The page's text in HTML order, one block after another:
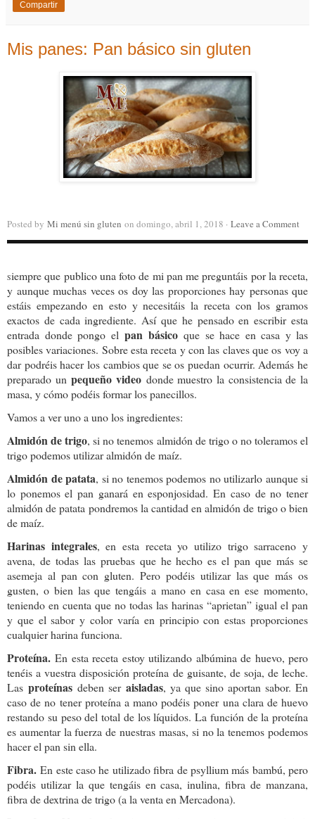
Compartir
Mis panes: Pan básico sin gluten
Posted by Mi menú sin gluten on domingo, abril 1, 2018 · Leave a Comment
Siempre que publico una foto de mi pan me preguntáis por la receta,
y aunque muchas veces os doy las proporciones hay personas que
estáis empezando en esto y necesitáis la receta con los gramos
exactos de cada ingrediente. Así que he pensado en escribir esta
entrada donde pongo el pan básicoque se hace en casa y las
posibles variaciones. Sobre esta receta y con las claves que os voy a
dar podréis hacer los cambios que se os puedan ocurrir. Además he
preparado unpequeño video donde muestro la consistencia de la
masa, y cómo podéis formar los panecillos.
Vamos a ver uno a uno los ingredientes:
Almidón de trigo, si no tenemos almidón de trigo o no toleramos el
trigo podemos utilizar almidón de maíz.
Almidón de patata, si no tenemos podemos no utilizarlo aunque si
lo ponemos el pan ganará en esponjosidad. En caso de no tener
almidón de patata pondremos la cantidad en almidón de trigo o bien
de maíz.
Harinas integrales, en esta receta yo utilizo trigo sarraceno y
avena, de todas las pruebas que he hecho es el pan que más se
asemeja al pan con gluten. Pero podéis utilizar las que más os
gusten, o bien las que tengáis a mano en casa en ese momento,
teniendo en cuenta que no todas las harinas “aprietan” igual el pan
y que el sabor y color varía en principio con estas proporciones
cualquier harina funciona.
Proteína. En esta receta estoy utilizando albúmina de huevo, pero
tenéis a vuestra disposición proteína de guisante, de soja, de leche.
Las proteínas deben ser aisladas, ya que sino aportan sabor. En
caso de no tener proteína a mano podéis poner una clara de huevo
restando su peso del total de los líquidos. La función de la proteína
es aumentar la fuerza de nuestras masas, si no la tenemos podemos
hacer el pan sin ella.
Fibra. En este caso he utilizado fibra de psyllium más bambú, pero
podéis utilizar la que tengáis en casa, inulina, fibra de manzana,
fibra de dextrina de trigo (a la venta en Mercadona).